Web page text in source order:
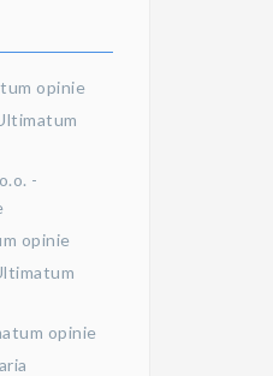
opinie
-
opinie
opinie